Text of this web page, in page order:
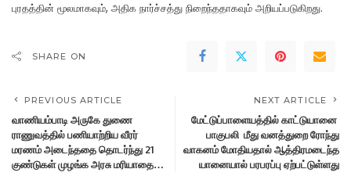
புரதத்தின் மூலமாகவும், அதிக நார்ச்சத்து நிறைந்ததாகவும் அறியப்படுகிறது.
SHARE ON
PREVIOUS ARTICLE
வாணியம்பாடி அருகே துணை
ராணுவத்தில் பணியாற்றிய வீரர்
மரணம் அடைந்ததை தொடர்ந்து 21
குண்டுகள் முழங்க அரசு மரியாதை…
NEXT ARTICLE
மேட்டுப்பாளையத்தில் காட்டுயானை
பாகுபலி மீது வனத்துறை ரோந்து
வாகனம் மோதியதால் ஆத்திரமடைந்த
யானையால் பரபரப்பு ஏற்பட்டுள்ளது